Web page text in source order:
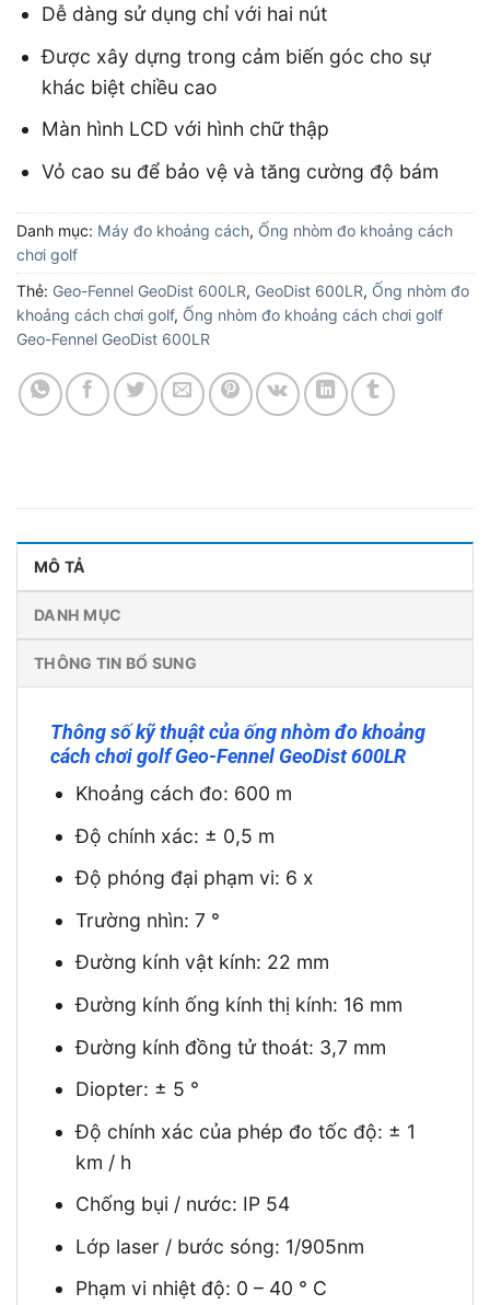
Dễ dàng sử dụng chỉ với hai nút
Được xây dựng trong cảm biến góc cho sự
khác biệt chiều cao
Màn hình LCD với hình chữ thập
Vỏ cao su để bảo vệ và tăng cường độ bám
Danh mục: Máy đo khoảng cách, Ống nhòm đo khoảng cách
chơi golf
Thẻ: Geo-Fennel GeoDist 600LR, GeoDist 600LR, Ống nhòm đo
khoảng cách chơi golf, Ống nhòm đo khoảng cách chơi golf
Geo-Fennel GeoDist 600LR
MÔ TẢ
DANH MỤC
THÔNG TIN BỔ SUNG
Thông số kỹ thuật của ống nhòm đo khoảng
cách chơi golf Geo-Fennel GeoDist 600LR
Khoảng cách đo: 600 m
Độ chính xác: ± 0,5 m
Độ phóng đại phạm vi: 6 x
Trường nhìn: 7 °
Đường kính vật kính: 22 mm
Đường kính ống kính thị kính: 16 mm
Đường kính đồng tử thoát: 3,7 mm
Diopter: ± 5 °
Độ chính xác của phép đo tốc độ: ± 1
km / h
Chống bụi / nước: IP 54
Lớp laser / bước sóng: 1/905nm
Phạm vi nhiệt độ: 0 – 40 ° C